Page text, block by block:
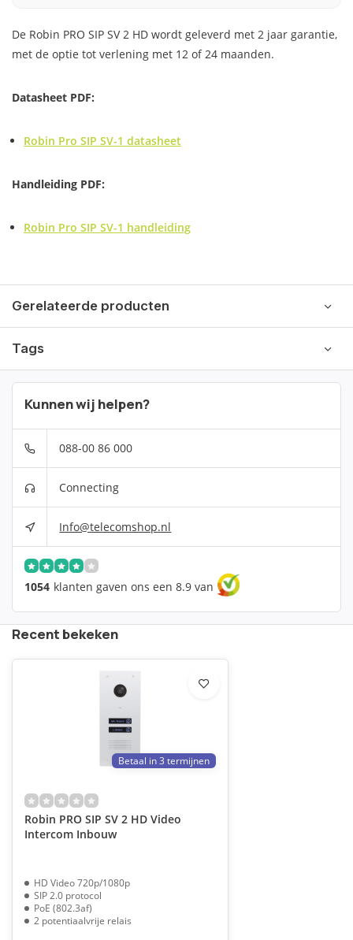
De Robin PRO SIP SV 2 HD wordt geleverd met 2 jaar garantie,
met de optie tot verlening met 12 of 24 maanden.
Datasheet PDF:
Robin Pro SIP SV-1 datasheet
Handleiding PDF:
Robin Pro SIP SV-1 handleiding
Gerelateerde producten
Tags
Kunnen wij helpen?
088-00 86 000
Connecting
Info@telecomshop.nl
1054 klanten gaven ons een 8.9 van
Recent bekeken
Betaal in 3 termijnen
Robin PRO SIP SV 2 HD Video
Intercom Inbouw
HD Video 720p/1080p
SIP 2.0 protocol
PoE (802.3af)
2 potentiaalvrije relais